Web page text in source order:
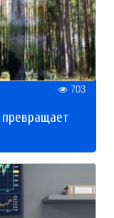
703
превращает